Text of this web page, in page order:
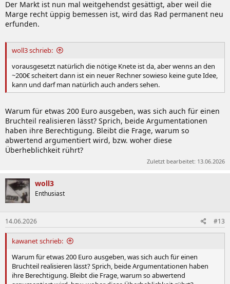
Der Markt ist nun mal weitgehendst gesättigt, aber weil die
Marge recht üppig bemessen ist, wird das Rad permanent neu
erfunden.
woll3 schrieb:
vorausgesetzt natürlich die nötige Knete ist da, aber wenns an den
~200€ scheitert dann ist ein neuer Rechner sowieso keine gute Idee,
kann und darf man natürlich auch anders sehen.
Warum für etwas 200 Euro ausgeben, was sich auch für einen
Bruchteil realisieren lässt? Sprich, beide Argumentationen
haben ihre Berechtigung. Bleibt die Frage, warum so
abwertend argumentiert wird, bzw. woher diese
Überheblichkeit rührt?
Zuletzt bearbeitet: 13.06.2026
woll3
Enthusiast
14.06.2026 #13
kawanet schrieb:
Warum für etwas 200 Euro ausgeben, was sich auch für einen
Bruchteil realisieren lässt? Sprich, beide Argumentationen haben
ihre Berechtigung. Bleibt die Frage, warum so abwertend